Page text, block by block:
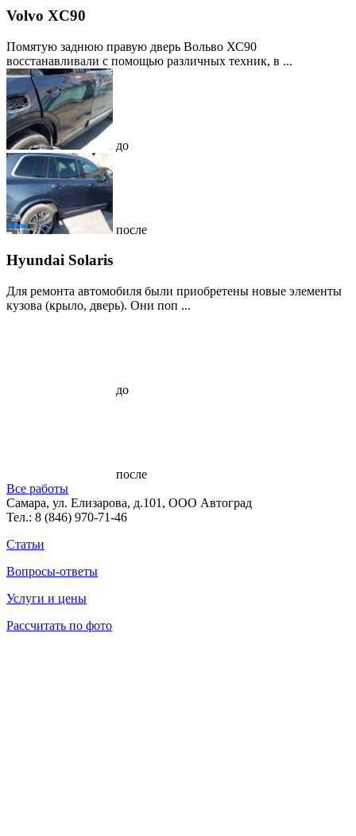
Volvo XC90
Помятую заднюю правую дверь Вольво ХС90
восстанавливали с помощью различных техник, в ...
до
после
Hyundai Solaris
Для ремонта автомобиля были приобретены новые элементы
кузова (крыло, дверь). Они поп ...
до
после
Все работы
Самара, ул. Елизарова, д.101, ООО Автоград
Тел.: 8 (846) 970-71-46
Статьи
Вопросы-ответы
Услуги и цены
Рассчитать по фото